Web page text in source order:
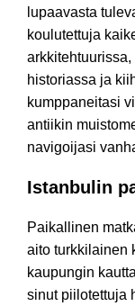
lupaavasta
koulutettuja
historiassa ja
kumppaneitasi
antiikin
navigoijasi
Istanbulin
Paikallinen
aito turkkilainen
kaupungin
sinut piilotettuja